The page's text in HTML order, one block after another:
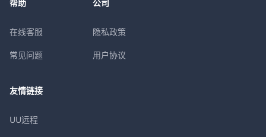
帮助
在线客服
常见问题
公司
隐私政策
用户协议
友情链接
UU远程